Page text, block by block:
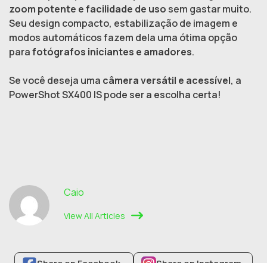
zoom potente e facilidade de uso sem gastar muito.
Seu design compacto, estabilização de imagem e
modos automáticos fazem dela uma ótima opção
parafotógrafos iniciantes e amadores.
Se você deseja uma câmera versátil e acessível, a
PowerShot SX400 IS pode ser a escolha certa!
Caio
View All Articles